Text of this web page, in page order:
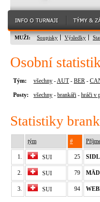
MUŽI: Soupisky Výsledky
Osobní
Tým: všechny -AUT- BER -
Posty: všechny - brankáři - hráči v
Statistiky
tým #
1. SUI 25
2. SUI 79
3. SUI 94